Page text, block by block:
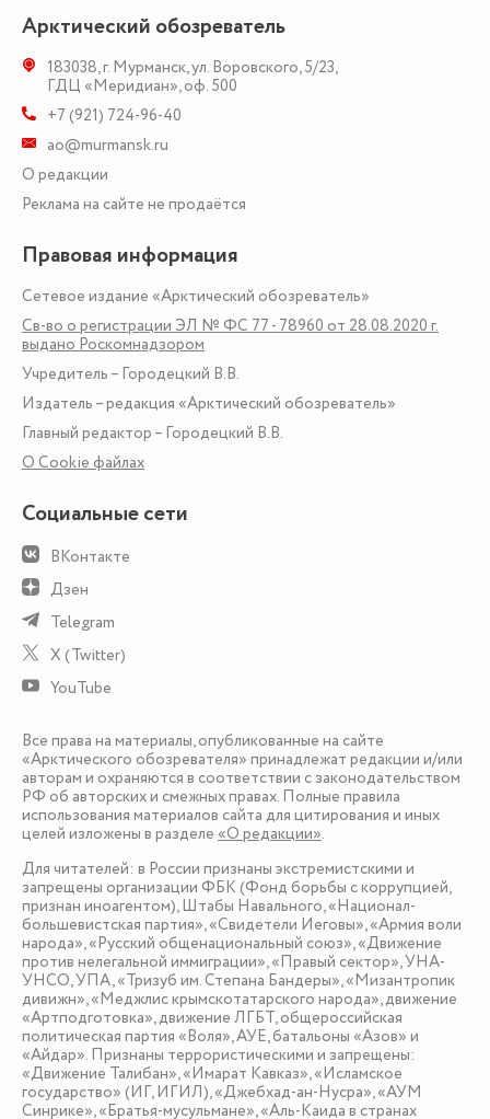
Арктический обозреватель
183038,г. Мурманск,ул. Воровского, 5/23,
ГДЦ «Меридиан», оф. 500
+7 (921) 724-96-40
ao@murmansk.ru
О редакции
Реклама на сайте не продаётся
Правовая информация
Сетевое издание «Арктический обозреватель»
Св-во о регистрации ЭЛ № ФС 77 - 78960 от 28.08.2020 г.
выдано Роскомнадзором
Учредитель – Городецкий В.В.
Издатель – редакция «Арктический обозреватель»
Главный редактор – Городецкий В.В.
О Сookie файлах
Социальные сети
ВКонтакте
Дзен
Telegram
X (Twitter)
YouTube
Все права на материалы, опубликованные на сайте
«Арктического обозревателя» принадлежат редакции и/или
авторам и охраняются в соответствии с законодательством
РФ об авторских и смежных правах. Полные правила
использования материалов сайта для цитирования и иных
целей изложены в разделе «О редакции».
Для читателей: в России признаны экстремистскими и
запрещены организации ФБК (Фонд борьбы с коррупцией,
признан иноагентом), Штабы Навального, «Национал-
большевистская партия», «Свидетели Иеговы», «Армия воли
народа», «Русский общенациональный союз», «Движение
против нелегальной иммиграции», «Правый сектор», УНА-
УНСО, УПА, «Тризуб им. Степана Бандеры», «Мизантропик
дивижн», «Меджлис крымскотатарского народа», движение
«Артподготовка», движение ЛГБТ, общероссийская
политическая партия «Воля», АУЕ, батальоны «Азов» и
«Айдар». Признаны террористическими и запрещены:
«Движение Талибан», «Имарат Кавказ», «Исламское
государство» (ИГ, ИГИЛ), «Джебхад-ан-Нусра», «АУМ
Синрике», «Братья-мусульмане», «Аль-Каида в странах